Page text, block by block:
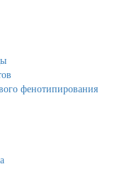
фенотипирования